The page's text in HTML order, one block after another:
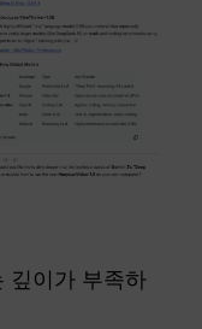
깊이가 부족하